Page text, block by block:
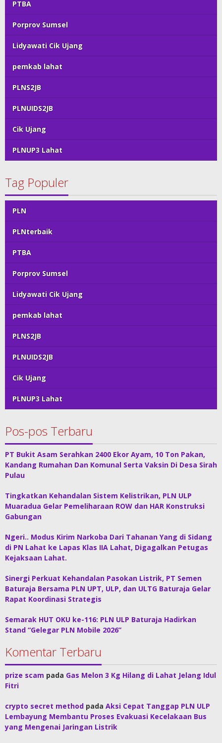
PTBA
Porprov Sumsel
Lidyawati Cik Ujang
pemkab lahat
PLNS2JB
PLNUIDS2JB
Cik Ujang
PLNUP3 Lahat
Tag Populer
PLN
PLNterbaik
PTBA
Porprov Sumsel
Lidyawati Cik Ujang
pemkab lahat
PLNS2JB
PLNUIDS2JB
Cik Ujang
PLNUP3 Lahat
Pos-pos Terbaru
PT Bukit Asam Serahkan 2400 Ekor Ayam, 10 Ton Pakan,
Kandang Rumahan Dan Komunal Serta Vaksin Di Desa Sirah
Pulau
Tingkatkan Kehandalan Sistem Kelistrikan, PLN ULP
Muaradua Gelar Pemeliharaan ROW dan HAR Konstruksi
Gabungan
Ngeri.. Modus Kirim Narkoba Dari Tahanan Yang di Sidang
di PN Lahat ke Lapas Klas IIA Lahat, Digagalkan Petugas
Kejaksaan Lahat.
Sinergi Perkuat Kehandalan Pasokan Listrik, PT Semen
Baturaja Bersama PLN UPT, ULP, dan ULTG Baturaja Gelar
Rapat Koordinasi Strategis
Semarak HUT OKU ke-116: PLN ULP Baturaja Hadirkan
Stand “Gelegar PLN Mobile 2026”
Komentar Terbaru
prize scam pada Gas Melon 3 Kg Hilang di Lahat Jelang Idul
Fitri
crypto secret method pada Aksi Cepat Tanggap PLN ULP
Lembayung Membantu Proses Evakuasi Kecelakaan Bus
yang Mengenai Jaringan Listrik